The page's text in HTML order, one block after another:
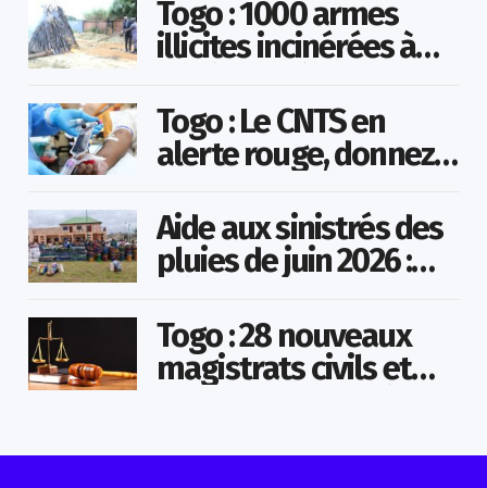
Togo : 1000 armes
illicites incinérées à
Togo : Le CNTS en
alerte rouge, donnez
sauver des vies !
Aide aux sinistrés des
pluies de juin 2026 :
des opérations à
Kotokoli-zongo
Togo : 28 nouveaux
magistrats civils et